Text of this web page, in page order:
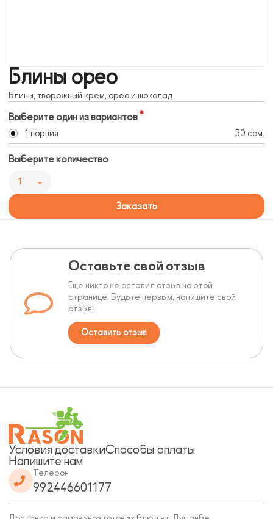
Блины орео
Блины, творожный крем, орео и шоколад
Выберите один из вариантов
1 порция 50 сом.
Выберите количество
1
Заказать
Оставьте свой отзыв
Еще никто не оставил отзыв на этой
странице. Будьте первым, напишите свой
отзыв!
Оставить отзыв
Условия доставкиСпособы оплаты
Напишите нам
Телефон
992446601177